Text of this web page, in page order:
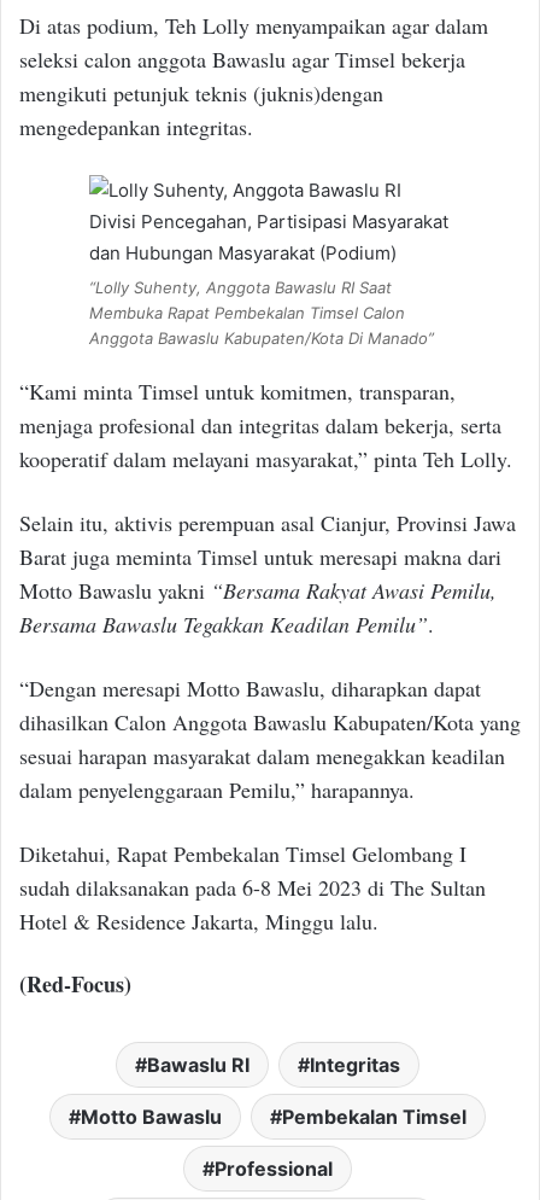
Di atas podium, Teh Lolly menyampaikan agar dalam
seleksi calon anggota Bawaslu agar Timsel bekerja
mengikuti petunjuk teknis (juknis)dengan
mengedepankan integritas.
“Lolly Suhenty, Anggota Bawaslu RI Saat
Membuka Rapat Pembekalan Timsel Calon
Anggota Bawaslu Kabupaten/Kota Di Manado”
“Kami minta Timsel untuk komitmen, transparan,
menjaga profesional dan integritas dalam bekerja, serta
kooperatif dalam melayani masyarakat,” pinta Teh Lolly.
Selain itu, aktivis perempuan asal Cianjur, Provinsi Jawa
Barat juga meminta Timsel untuk meresapi makna dari
Motto Bawaslu yakni “Bersama Rakyat Awasi Pemilu,
Bersama Bawaslu Tegakkan Keadilan Pemilu”.
“Dengan meresapi Motto Bawaslu, diharapkan dapat
dihasilkan Calon Anggota Bawaslu Kabupaten/Kota yang
sesuai harapan masyarakat dalam menegakkan keadilan
dalam penyelenggaraan Pemilu,” harapannya.
Diketahui, Rapat Pembekalan Timsel Gelombang I
sudah dilaksanakan pada 6-8 Mei 2023 di The Sultan
Hotel & Residence Jakarta, Minggu lalu.
(Red-Focus)
Bawaslu RI Integritas
Motto Bawaslu Pembekalan Timsel
Professional